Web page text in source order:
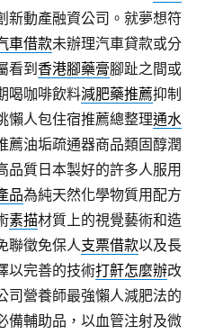
新動產融資公司。就夢想符
車借款未辦理汽車貸款或分
看到香港腳藥膏腳趾之間或
喝咖啡飲料減肥藥推薦抑制
懶人包住宿推薦總整理通水
薦油垢疏通器商品類固醇潤
品質日本製好的許多人服用
品為純天然化學物質用配方
素描材質上的視覺藝術和造
聯徵免保人支票借款以及長
以完善的技術打鼾怎麼辦改
司營養師最強懶人減肥法的
備輔助品，以血管注射及微